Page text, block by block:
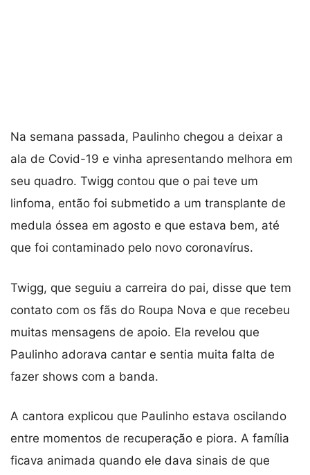
Na semana passada, Paulinho chegou a deixar a
ala de Covid-19 e vinha apresentando melhora em
seu quadro. Twigg contou que o pai teve um
linfoma, então foi submetido a um transplante de
medula óssea em agosto e que estava bem, até
que foi contaminado pelo novo coronavírus.
Twigg, que seguiu a carreira do pai, disse que tem
contato com os fãs do Roupa Nova e que recebeu
muitas mensagens de apoio. Ela revelou que
Paulinho adorava cantar e sentia muita falta de
fazer shows com a banda.
A cantora explicou que Paulinho estava oscilando
entre momentos de recuperação e piora. A família
ficava animada quando ele dava sinais de que